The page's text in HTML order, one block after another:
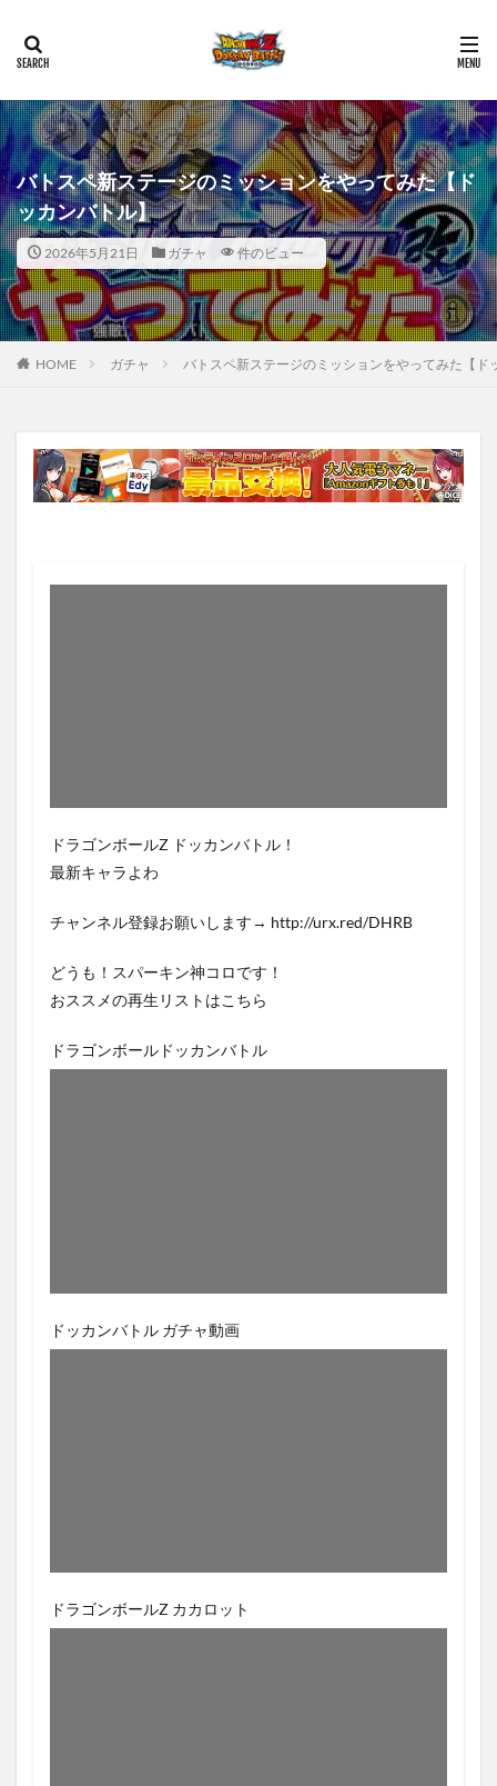
バトスペ新ステージのミッションをやってみた【ド
ッカンバトル】
2026年5月21日 ガチャ 件のビュー
HOME ガチャ バトスペ新ステージのミッションをやってみた【ド
ドラゴンボールZ ドッカンバトル！
最新キャラよわ
チャンネル登録お願いします→ http://urx.red/DHRB
どうも！スパーキン神コロです！
おススメの再生リストはこちら
ドラゴンボールドッカンバトル
ドッカンバトル ガチャ動画
ドラゴンボールZ カカロット